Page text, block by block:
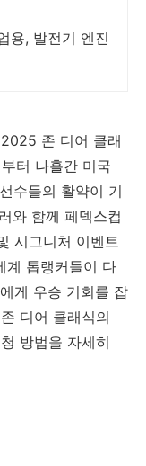
용, 발전기 엔진
존 디어 클래
터 나흘간 미국
수들의 활약이 기
와 함께 페덱스컵
시그니처 이벤트
계 톱랭커들이 다
게 우승 기회를 잡
디어 클래식의
방법을 자세히